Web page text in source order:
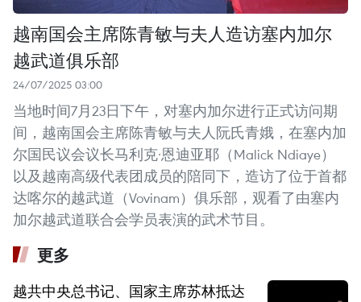
越南国会主席陈青敏与夫人造访塞内加尔
越武道俱乐部
24/07/2025 03:00
当地时间7月23日下午，对塞内加尔进行正式访问期
间，越南国会主席陈青敏与夫人阮氏青娥，在塞内加
尔国民议会议长马利克·恩迪亚耶（Malick Ndiaye）
以及越南高级代表团成员的陪同下，造访了位于首都
达喀尔的越武道（Vovinam）俱乐部，观看了由塞内
加尔越武道联合会学员表演的武术节目。
更多
越共中央总书记、国家主席苏林抵达